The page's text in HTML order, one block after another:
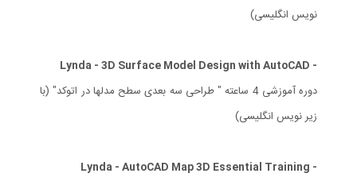
نویس انگلیسی)
- Lynda - 3D Surface Model Design with AutoCAD
دوره آموزشی 4 ساعته " طراحی سه بعدی سطح مدلها در اتوکد" (با
زیر نویس انگلیسی)
- Lynda - AutoCAD Map 3D Essential Training